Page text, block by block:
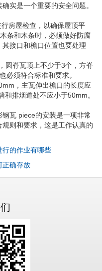
实是一个重要的安全问题。
房屋检查，以确保屋顶平
条和木条时，必须做好防腐
接口和檐口位置也要处理
圆脊瓦顶上不少于3个，方脊
必须符合标准和要求。
，主瓦伸出檐口的长度应
排烟道处不应小于50mm。
瓦 piece的安装是一项非常
则和要求，这是工作认真的
行的作业有哪些
正确存放